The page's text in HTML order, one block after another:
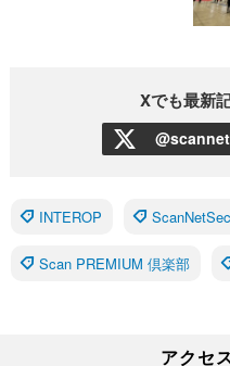
Xでも最新
INTEROP
Scan PREMIUM 倶楽部
アクセ